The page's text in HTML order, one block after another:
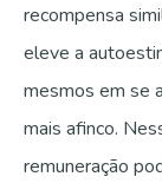
recompensa
eleve a
mesmos em se
mais afinco.
remuneração